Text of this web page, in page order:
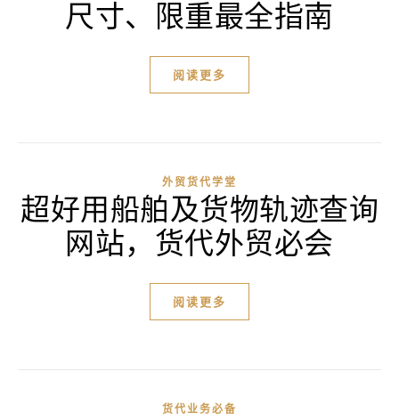
尺寸、限重最全指南
阅读更多
外贸货代学堂
超好用船舶及货物轨迹查询
网站，货代外贸必会
阅读更多
货代业务必备